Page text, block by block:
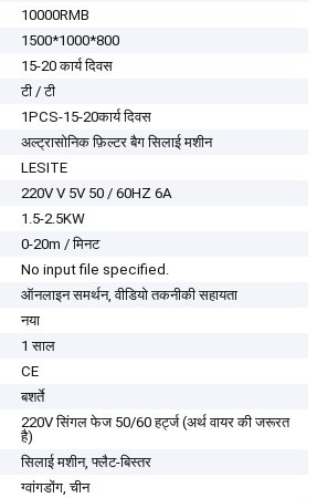
10000RMB
1500*1000*800
15-20 कार्य दिवस
टी / टी
1PCS-15-20कार्य दिवस
अल्ट्रासोनिक फ़िल्टर बैग सिलाई मशीन
LESITE
220V V 5V 50 / 60HZ 6A
1.5-2.5KW
0-20m / मिनट
No input file specified.
ऑनलाइन समर्थन, वीडियो तकनीकी सहायता
नया
1 साल
CE
बशर्ते
220V सिंगल फेज 50/60 हर्ट्ज (अर्थ वायर की जरूरत
है)
सिलाई मशीन, फ्लैट-बिस्तर
ग्वांगडोंग, चीन